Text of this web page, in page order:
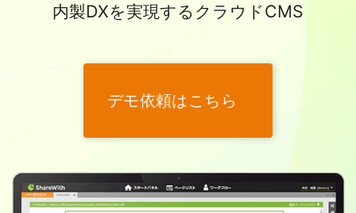
内製DXを実現するクラウドCMS
デモ依頼はこちら